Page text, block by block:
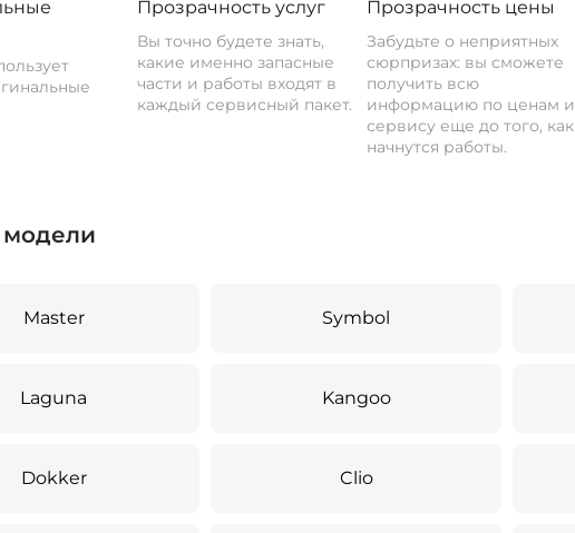
Прозрачность услуг
Вы точно будете знать,
какие именно запасные
части и работы входят в
каждый сервисный пакет.
Прозрачность цены
Забудьте о неприятных
сюрпризах: вы сможете
получить всю
информацию по ценам и
сервису еще до того, как
начнутся работы.
Master Symbol
Laguna Kangoo
Dokker Clio